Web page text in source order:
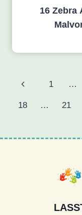
16 Zebra
Vorherige
Seite
1 …
18 … 21